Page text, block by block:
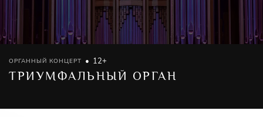
ОРГАННЫЙ КОНЦЕРТ 12+
ТРИУМФАЛЬНЫЙ ОРГАН